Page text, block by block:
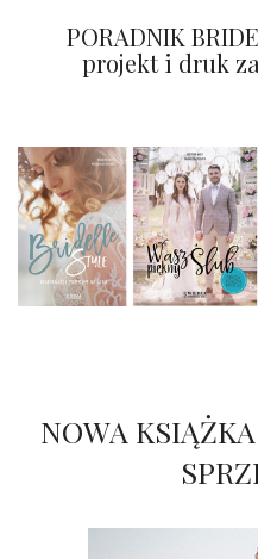
Tapety na
PORADNIK
projekt i druk
NOWA